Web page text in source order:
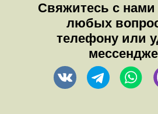
Свяжитесь с
любых
телефону или